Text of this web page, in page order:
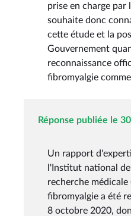
prise en charge par
souhaite donc
cette étude et la
Gouvernement
reconnaissance
fibromyalgie
Réponse publiée le
Un rapport
l'Institut national
recherche médicale
fibromyalgie a été
8 octobre 2020,